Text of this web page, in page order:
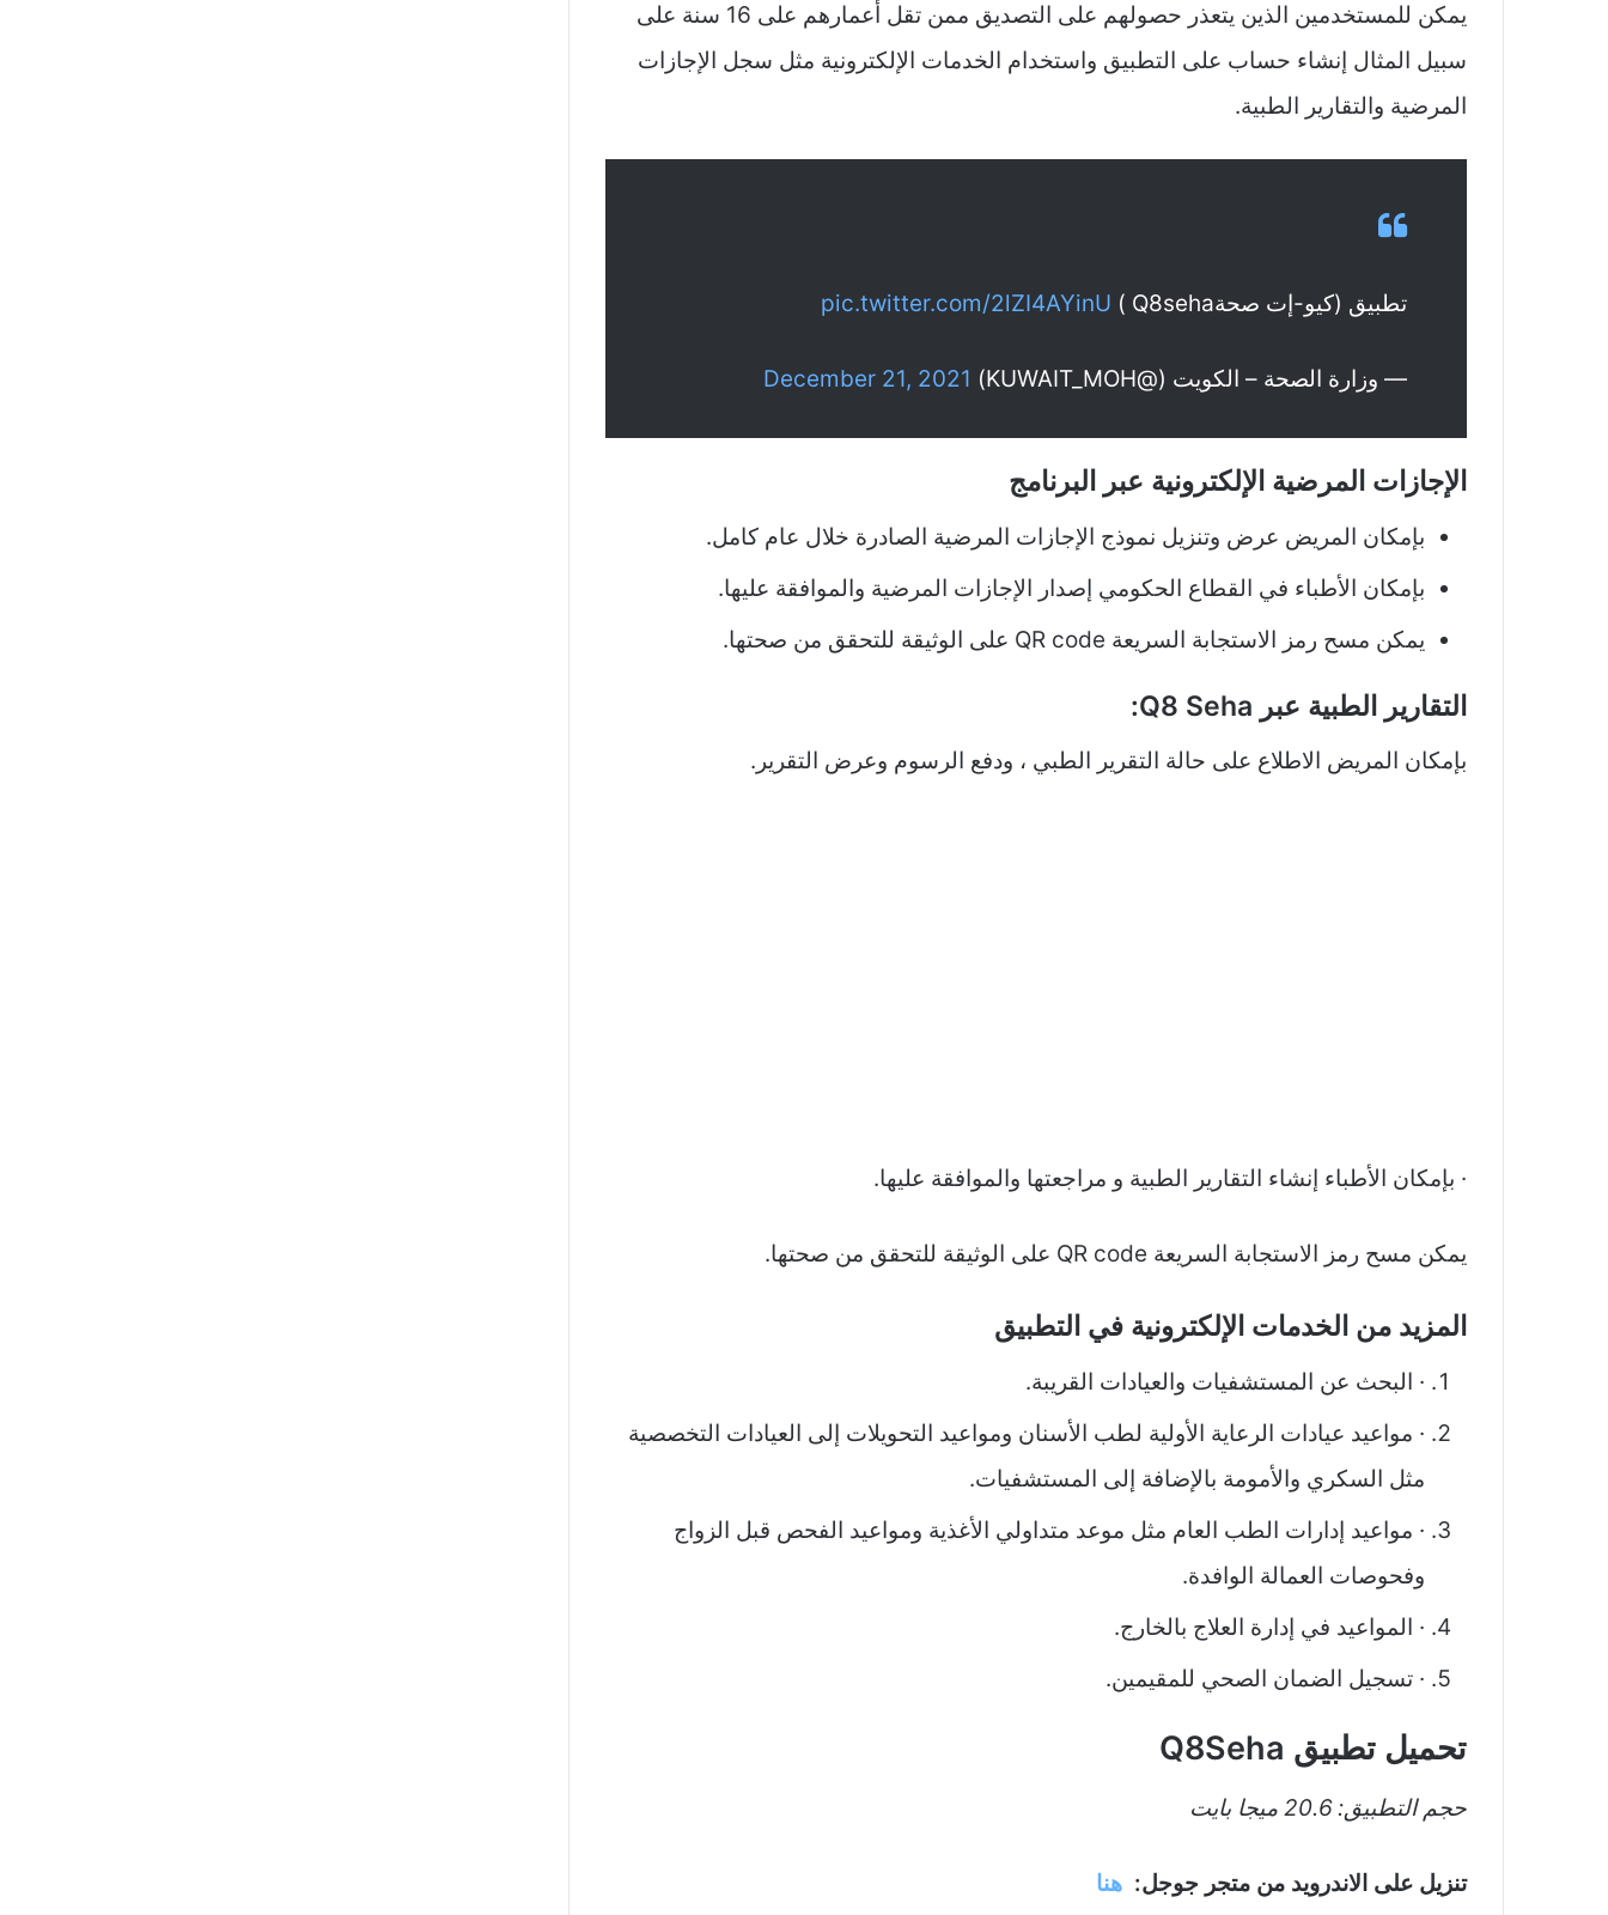
يمكن للمستخدمين الذين يتعذر حصولهم على التصديق ممن تقل أعمارهم على 16 سنة على
سبيل المثال إنشاء حساب على التطبيق واستخدام الخدمات الإلكترونية مثل سجل الإجازات
المرضية والتقارير الطبية.
تطبيق (كيو-إت صحةQ8seha ) pic.twitter.com/2lZI4AYinU
— وزارة الصحة – الكويت (@KUWAIT_MOH) December 21, 2021
الإجازات المرضية الإلكترونية عبر البرنامج
بإمكان المريض عرض وتنزيل نموذج الإجازات المرضية الصادرة خلال عام كامل.
بإمكان الأطباء في القطاع الحكومي إصدار الإجازات المرضية والموافقة عليها.
يمكن مسح رمز الاستجابة السريعة QR code على الوثيقة للتحقق من صحتها.
التقارير الطبية عبر Q8 Seha‏:
بإمكان المريض الاطلاع على حالة التقرير الطبي ، ودفع الرسوم وعرض التقرير.
· بإمكان الأطباء إنشاء التقارير الطبية و مراجعتها والموافقة عليها.
يمكن مسح رمز الاستجابة السريعة QR code على الوثيقة للتحقق من صحتها.
المزيد من الخدمات الإلكترونية في التطبيق
· البحث عن المستشفيات والعيادات القريبة.
· مواعيد عيادات الرعاية الأولية لطب الأسنان ومواعيد التحويلات إلى العيادات التخصصية
مثل السكري والأمومة بالإضافة إلى المستشفيات.
· مواعيد إدارات الطب العام مثل موعد متداولي الأغذية ومواعيد الفحص قبل الزواج
وفحوصات العمالة الوافدة.
· المواعيد في إدارة العلاج بالخارج.
· تسجيل الضمان الصحي للمقيمين.
تحميل تطبيق Q8Seha
حجم التطبيق: 20.6 ميجا بايت
تنزيل‏ على الاندرويد من متجر جوجل: هنا